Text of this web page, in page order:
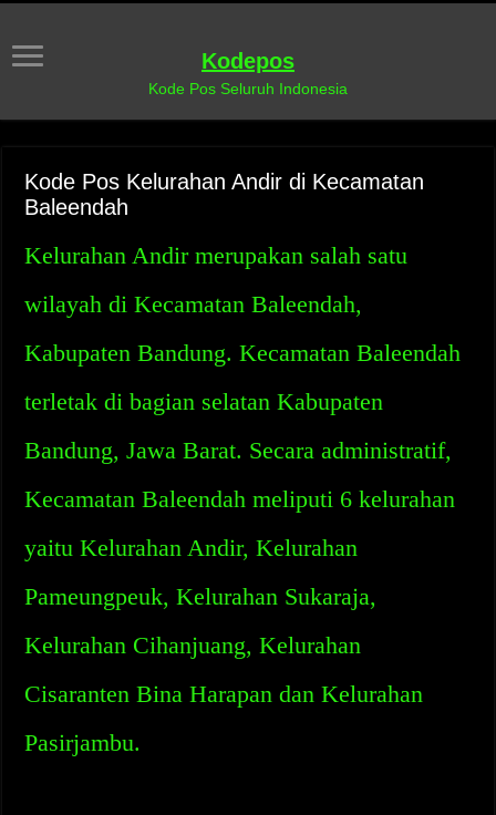
Kodepos
Kode Pos Seluruh Indonesia
Kode Pos Kelurahan Andir di Kecamatan
Baleendah
Kelurahan Andir merupakan salah satu
wilayah di Kecamatan Baleendah,
Kabupaten Bandung. Kecamatan Baleendah
terletak di bagian selatan Kabupaten
Bandung, Jawa Barat. Secara administratif,
Kecamatan Baleendah meliputi 6 kelurahan
yaitu Kelurahan Andir, Kelurahan
Pameungpeuk, Kelurahan Sukaraja,
Kelurahan Cihanjuang, Kelurahan
Cisaranten Bina Harapan dan Kelurahan
Pasirjambu.